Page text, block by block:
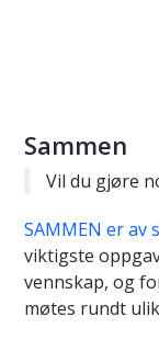
Sammen
Vil du gjøre
SAMMEN er
viktigste
vennskap, og
møtes rundt